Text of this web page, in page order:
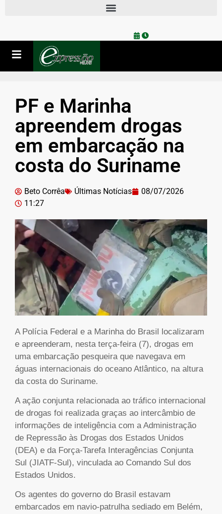
PF e Marinha
apreendem drogas
em embarcação na
costa do Suriname
Beto Corrêa Últimas Notícias
08/07/2026
11:27
A Polícia Federal e a Marinha do Brasil localizaram
e apreenderam, nesta terça-feira (7), drogas em
uma embarcação pesqueira que navegava em
águas internacionais do oceano Atlântico, na altura
da costa do Suriname.
A ação conjunta relacionada ao tráfico internacional
de drogas foi realizada graças ao intercâmbio de
informações de inteligência com a Administração
de Repressão às Drogas dos Estados Unidos
(DEA) e da Força-Tarefa Interagências Conjunta
Sul (JIATF-Sul), vinculada ao Comando Sul dos
Estados Unidos.
Os agentes do governo do Brasil estavam
embarcados em navio-patrulha sediado em Belém,